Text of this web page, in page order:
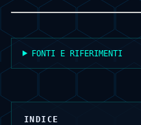
FONTI E RIFERIMENTI
INDICE